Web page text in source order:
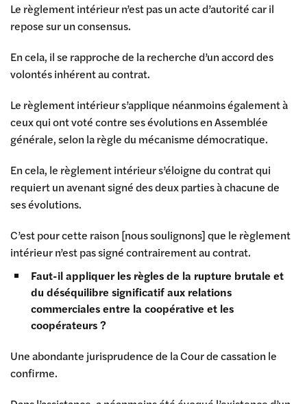
Le règlement intérieur n’est pas un acte d’autorité car il
repose sur un consensus.
En cela, il se rapproche de la recherche d’un accord des
volontés inhérent au contrat.
Le règlement intérieur s’applique néanmoins également à
ceux qui ont voté contre ses évolutions en Assemblée
générale, selon la règle du mécanisme démocratique.
En cela, le règlement intérieur s’éloigne du contrat qui
requiert un avenant signé des deux parties à chacune de
ses évolutions.
C’est pour cette raison [nous soulignons] que le règlement
intérieur n’est pas signé contrairement au contrat.
Faut-il appliquer les règles de la rupture brutale et
du déséquilibre significatif aux relations
commerciales entre la coopérative et les
coopérateurs ?
Une abondante jurisprudence de la Cour de cassation le
confirme.